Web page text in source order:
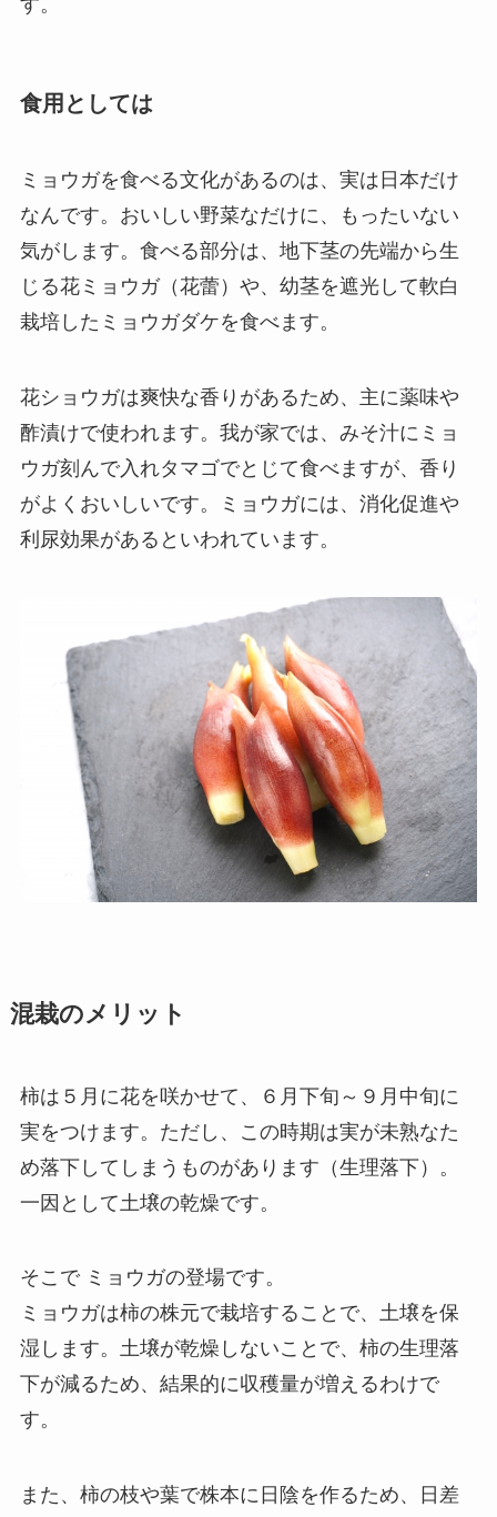
す。
食用としては
ミョウガを食べる文化があるのは、実は日本だけ
なんです。おいしい野菜なだけに、もったいない
気がします。食べる部分は、地下茎の先端から生
じる花ミョウガ（花蕾）や、幼茎を遮光して軟白
栽培したミョウガダケを食べます。
花ショウガは爽快な香りがあるため、主に薬味や
酢漬けで使われます。我が家では、みそ汁にミョ
ウガ刻んで入れタマゴでとじて食べますが、香り
がよくおいしいです。ミョウガには、消化促進や
利尿効果があるといわれています。
混栽のメリット
柿は５月に花を咲かせて、６月下旬～９月中旬に
実をつけます。ただし、この時期は実が未熟なた
め落下してしまうものがあります（生理落下）。
一因として土壌の乾燥です。
そこで ミョウガの登場です。
ミョウガは柿の株元で栽培することで、土壌を保
湿します。土壌が乾燥しないことで、柿の生理落
下が減るため、結果的に収穫量が増えるわけで
す。
また、柿の枝や葉で株本に日陰を作るため、日差